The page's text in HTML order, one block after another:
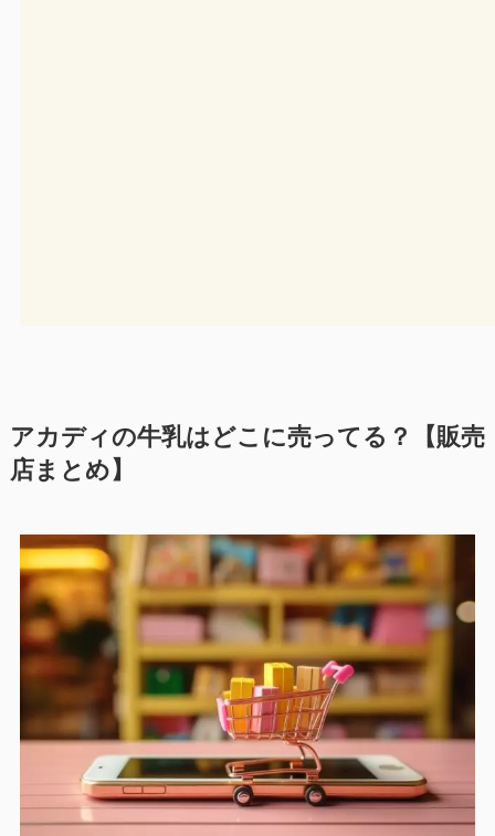
アカディの牛乳はどこに売ってる？【販売
店まとめ】